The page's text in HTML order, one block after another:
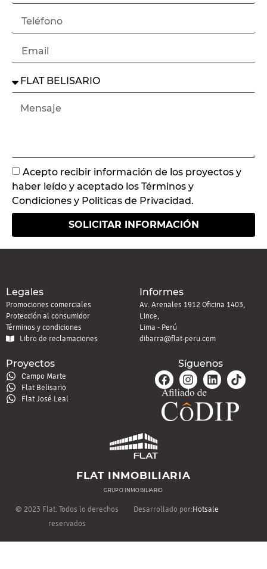
Acepto recibir información de los proyectos y
haber leído y aceptado los Términos y
Condiciones y Politicas de Privacidad.
SOLICITAR INFORMACIÓN
Legales
Promociones comerciales
Protección al consumidor
Términos y condiciones
Libro de reclamaciones
Informes
Av. Arenales 1912 Oficina 1403,
Lince,
Lima - Perú
dibarra@flat-peru.com
Proyectos
Campo Marte
Flat Belisario
Flat José Leal
Síguenos
FLAT INMOBILIARIA
GRUPO INMOBILIARIO
© 2023 Flat. Todos lo derechos
reservados
Desarrollado por:Hotsale